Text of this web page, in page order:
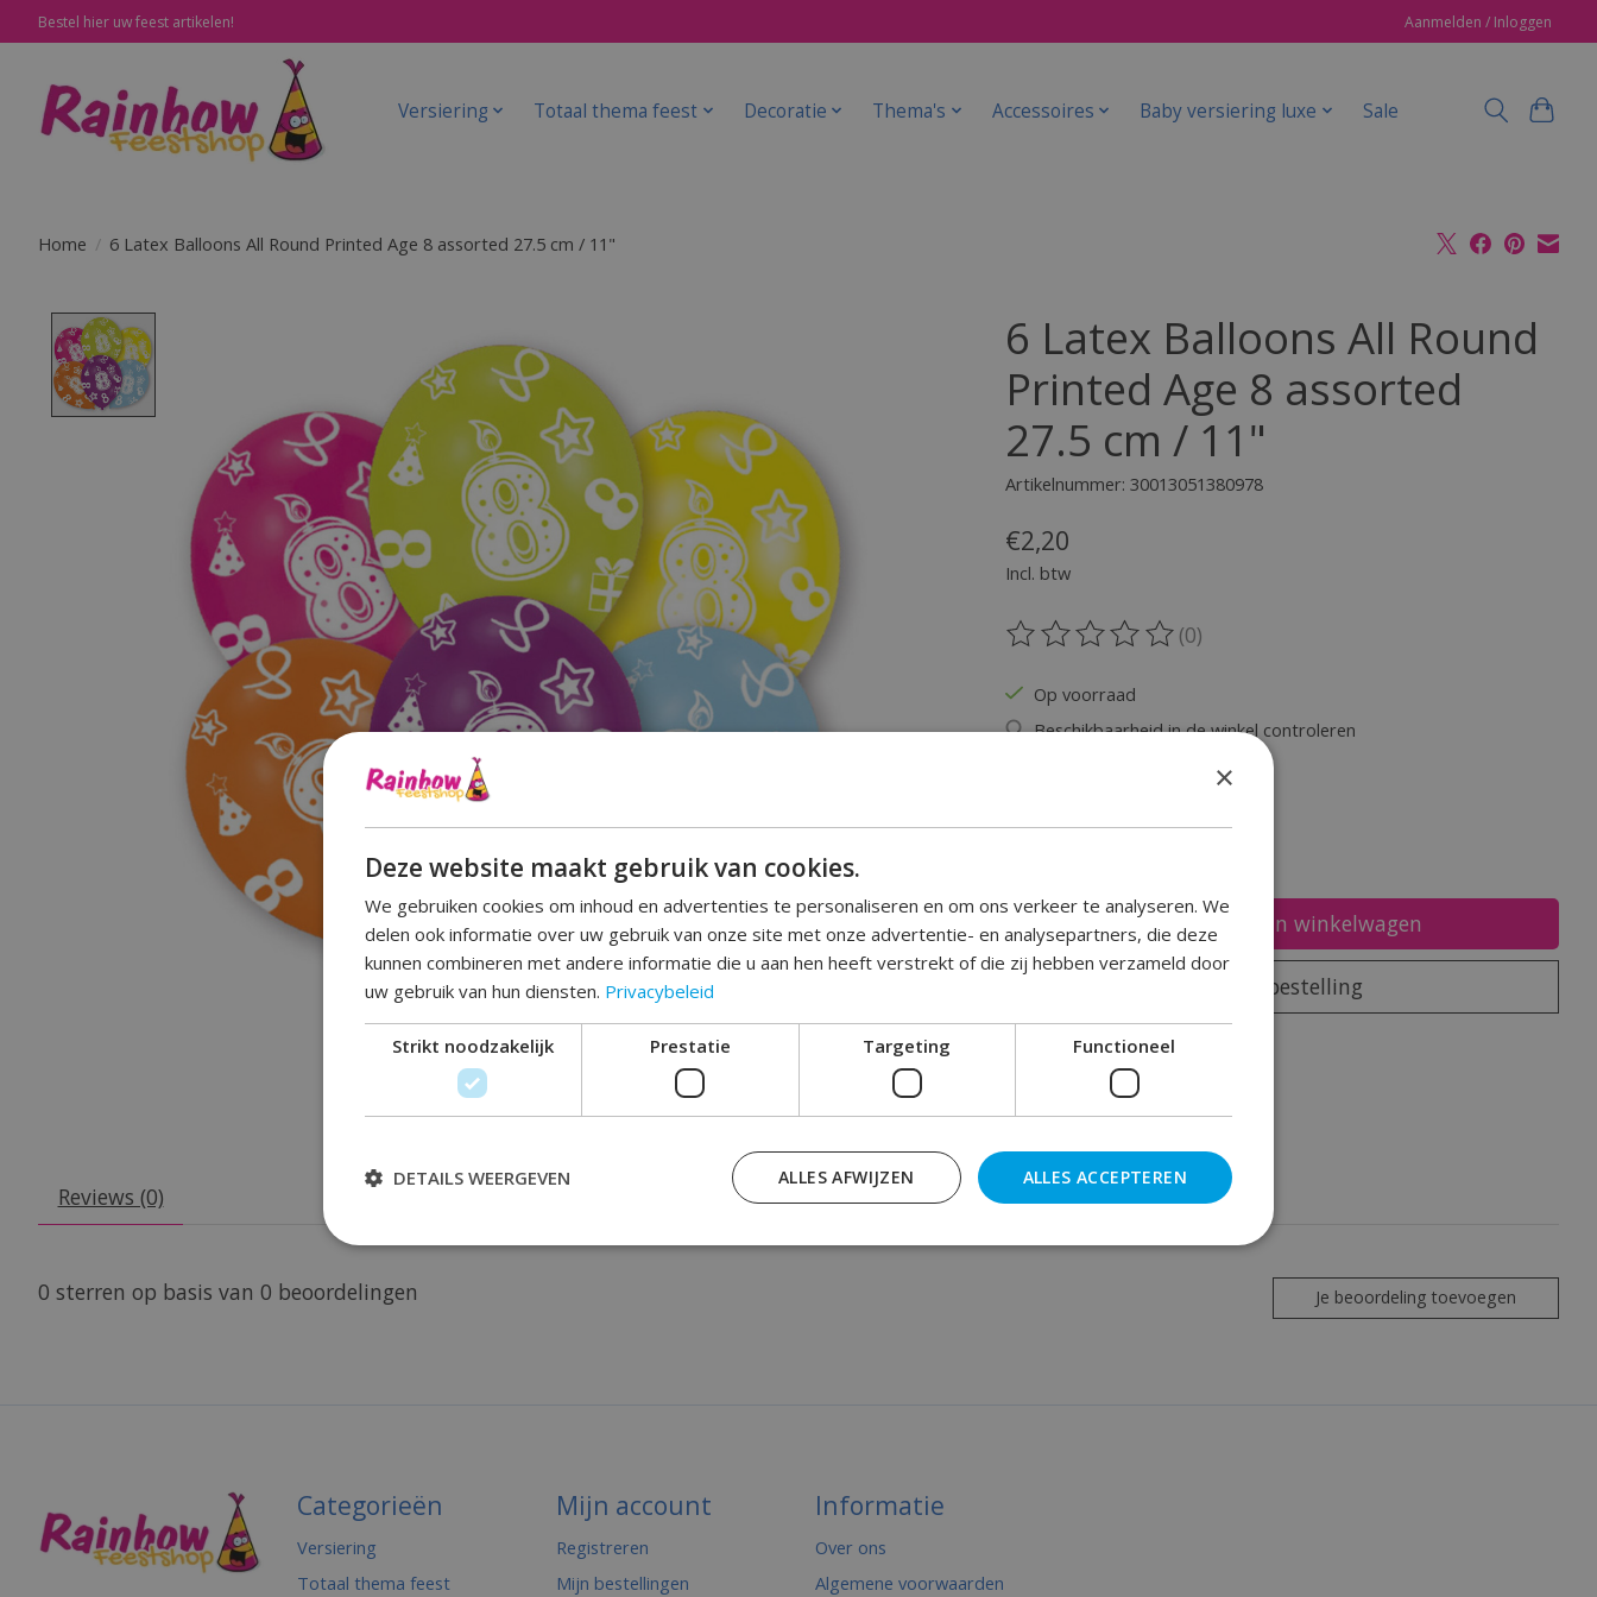
Bestel hier uw feest artikelen! Aanmelden / Inloggen
Versiering Totaal thema feest Decoratie Thema's Accessoires Baby versiering luxe Sale
Home / 6 Latex Balloons All Round Printed Age 8 assorted 27.5 cm / 11"
6 Latex Balloons All Round
Printed Age 8 assorted
27.5 cm / 11"
Artikelnummer: 30013051380978
€2,20
Incl. btw
De beoordeling van dit product is
(0)
Op voorraad
Beschikbaarheid in de winkel controleren
Toevoegen aan winkelwagen
Plaats bestelling
Toevoegen om te vergelijken
Reviews (0)
0 sterren op basis van 0 beoordelingen Je beoordeling toevoegen
Categorieën
Versiering
Totaal thema feest
Mijn account
Registreren
Mijn bestellingen
Informatie
Over ons
Algemene voorwaarden
×
Deze website maakt gebruik van cookies.
We gebruiken cookies om inhoud en advertenties te personaliseren en om ons verkeer te analyseren. We
delen ook informatie over uw gebruik van onze site met onze advertentie- en analysepartners, die deze
kunnen combineren met andere informatie die u aan hen heeft verstrekt of die zij hebben verzameld door
uw gebruik van hun diensten. Privacybeleid
Strikt noodzakelijk Prestatie Targeting Functioneel
ALLES ACCEPTEREN
ALLES AFWIJZEN
DETAILS WEERGEVEN